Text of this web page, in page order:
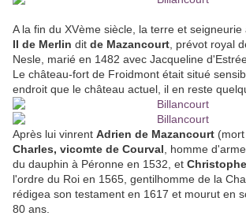
A la fin du XVème siècle, la terre et seigneurie
II de Merlin dit de Mazancourt , prévot royal
Nesle, marié en 1482 avec Jacqueline
Le château-fort de Froidmont était situé
endroit que le château actuel, il en reste
Après lui vinrent Adrien de Mazancourt
Charles, vicomte de Courval , homme
du dauphin à Péronne en 1532, et Christophe
l'ordre du Roi en 1565, gentilhomme de la
rédigea son testament en 1617 et mourut en
80 ans.